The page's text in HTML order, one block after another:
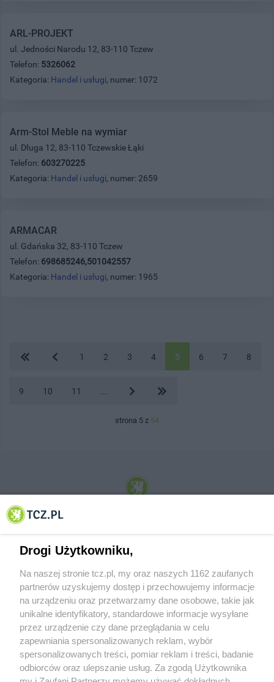
ARL-PROJEKT
ul. Jedności Narodu 12, 83-110 Tczew
Telefon: 5326062
Kategoria: Handel i usługi, numer: 1072
Arm-Stol Meble na wymiar
ul. Długa 12, 83-110 Tczewskie Łąki
Telefon: 603270225
Kategoria: Handel i usługi, numer: 2659
ARMACAR
ul. Gdańska 32, 83-110 Tczew
Telefon: 698685246,501042557
Kategoria: Handel i usługi, numer: 1965
1 2 3 4 5 6 7 8
9 10 11
strona 5 z 54
© 2001-2026 Tczew - TCZ.PL Sp. z o.o. Internetowy Serwis Informacyjny Miasta
O FIRMIE POLITYKA PRYWATNOŚCI HOSTING
REKLAMA WSPÓŁPRACA RSS FACEBOOK KONTAKT
Drogi Użytkowniku,
Na naszej stronie tcz.pl, my oraz naszych 1162 zaufanych
partnerów uzyskujemy dostęp i przechowujemy informacje
na urządzeniu oraz przetwarzamy dane osobowe, takie jak
unikalne identyfikatory, standardowe informacje wysyłane
przez urządzenie czy dane przeglądania w celu
zapewniania spersonalizowanych reklam, wybór
spersonalizowanych treści, pomiar reklam i treści, badanie
odbiorców oraz ulepszanie usług. Za zgodą Użytkownika